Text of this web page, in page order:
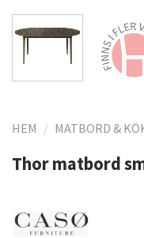
HEM / MATBORD &
Thor matbord